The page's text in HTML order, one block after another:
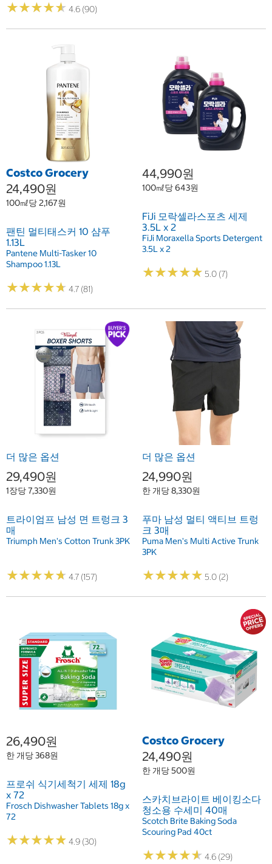
★★★★★
★★★★★ 4.6 (90)
Costco Grocery
24,490원
100㎖당 2,167원
팬틴 멀티태스커 10 샴푸
1.13L
Pantene Multi-Tasker 10
Shampoo 1.13L
★★★★★
★★★★★ 4.7 (81)
44,990원
100㎖당 643원
FiJi 모락셀라스포츠 세제
3.5L x 2
FiJi Moraxella Sports Detergent
3.5L x 2
★★★★★
★★★★★ 5.0 (7)
더 많은 옵션
29,490원
1장당 7,330원
트라이엄프 남성 면 트렁크 3
매
Triumph Men's Cotton Trunk 3PK
★★★★★
★★★★★ 4.7 (157)
더 많은 옵션
24,990원
한 개당 8,330원
푸마 남성 멀티 액티브 트렁
크 3매
Puma Men's Multi Active Trunk
3PK
★★★★★
★★★★★ 5.0 (2)
26,490원
한 개당 368원
프로쉬 식기세척기 세제 18g
x 72
Frosch Dishwasher Tablets 18g x
72
★★★★★
★★★★★ 4.9 (30)
Costco Grocery
24,490원
한 개당 500원
스카치브라이트 베이킹소다
청소용 수세미 40매
Scotch Brite Baking Soda
Scouring Pad 40ct
★★★★★
★★★★★ 4.6 (29)